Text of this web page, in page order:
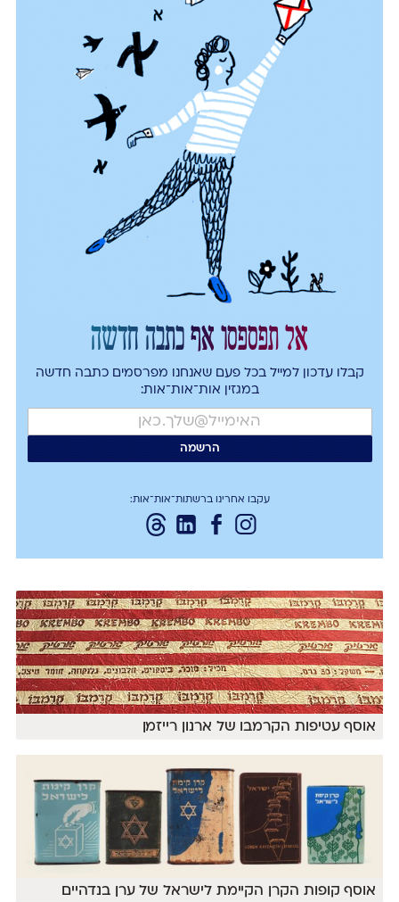
אל תפספסו אף כתבה חדשה
קבלו עדכון למייל בכל פעם שאנחנו מפרסמים כתבה חדשה
במגזין אות־אות־אות:
עקבו אחרינו ברשתות־אות־אות:
אוסף עטיפות הקרמבו של ארנון רייזמן
אוסף קופות הקרן הקיימת לישראל של ערן בנדהיים